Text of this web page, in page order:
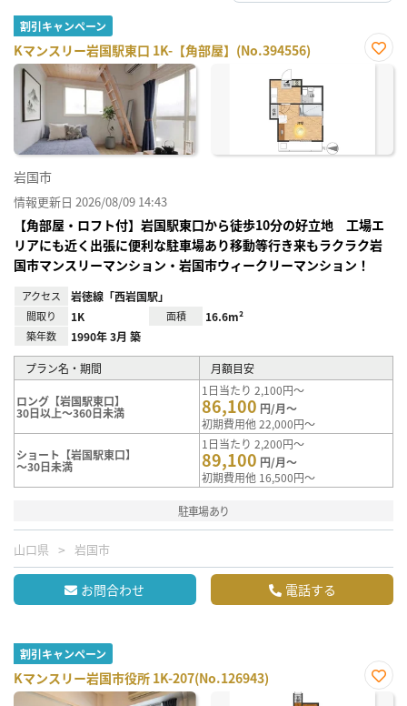
割引キャンペーン
Kマンスリー岩国駅東口 1K-【角部屋】(No.394556)
お気
岩国市
情報更新日 2026/08/09 14:43
【角部屋・ロフト付】岩国駅東口から徒歩10分の好立地 工場エ
リアにも近く出張に便利な駐車場あり移動等行き来もラクラク岩
国市マンスリーマンション・岩国市ウィークリーマンション！
アクセス 岩徳線「西岩国駅」
間取り 1K 面積 16.6m²
築年数 1990年 3月 築
プラン名・期間 月額目安
ロング【岩国駅東口】
30日以上～360日未満
1日当たり 2,100円～
86,100 円/月～
初期費用他 22,000円～
ショート【岩国駅東口】
～30日未満
1日当たり 2,200円～
89,100 円/月～
初期費用他 16,500円～
駐車場あり
山口県 岩国市
お問合わせ 電話する
割引キャンペーン
Kマンスリー岩国市役所 1K-207(No.126943)
お気